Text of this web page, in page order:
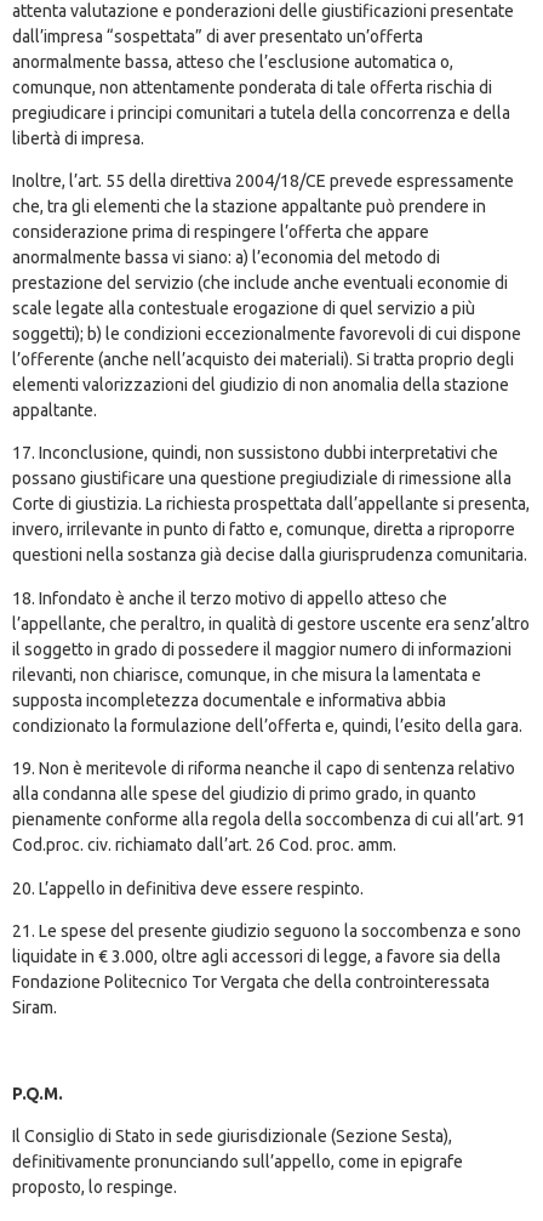
attenta valutazione e ponderazioni delle giustificazioni presentate
dall’impresa “sospettata” di aver presentato un’offerta
anormalmente bassa, atteso che l’esclusione automatica o,
comunque, non attentamente ponderata di tale offerta rischia di
pregiudicare i principi comunitari a tutela della concorrenza e della
libertà di impresa.
Inoltre, l’art. 55 della direttiva 2004/18/CE prevede espressamente
che, tra gli elementi che la stazione appaltante può prendere in
considerazione prima di respingere l’offerta che appare
anormalmente bassa vi siano: a) l’economia del metodo di
prestazione del servizio (che include anche eventuali economie di
scale legate alla contestuale erogazione di quel servizio a più
soggetti); b) le condizioni eccezionalmente favorevoli di cui dispone
l’offerente (anche nell’acquisto dei materiali). Si tratta proprio degli
elementi valorizzazioni del giudizio di non anomalia della stazione
appaltante.
17. Inconclusione, quindi, non sussistono dubbi interpretativi che
possano giustificare una questione pregiudiziale di rimessione alla
Corte di giustizia. La richiesta prospettata dall’appellante si presenta,
invero, irrilevante in punto di fatto e, comunque, diretta a riproporre
questioni nella sostanza già decise dalla giurisprudenza comunitaria.
18. Infondato è anche il terzo motivo di appello atteso che
l’appellante, che peraltro, in qualità di gestore uscente era senz’altro
il soggetto in grado di possedere il maggior numero di informazioni
rilevanti, non chiarisce, comunque, in che misura la lamentata e
supposta incompletezza documentale e informativa abbia
condizionato la formulazione dell’offerta e, quindi, l’esito della gara.
19. Non è meritevole di riforma neanche il capo di sentenza relativo
alla condanna alle spese del giudizio di primo grado, in quanto
pienamente conforme alla regola della soccombenza di cui all’art. 91
Cod.proc. civ. richiamato dall’art. 26 Cod. proc. amm.
20. L’appello in definitiva deve essere respinto.
21. Le spese del presente giudizio seguono la soccombenza e sono
liquidate in € 3.000, oltre agli accessori di legge, a favore sia della
Fondazione Politecnico Tor Vergata che della controinteressata
Siram.
P.Q.M.
Il Consiglio di Stato in sede giurisdizionale (Sezione Sesta),
definitivamente pronunciando sull’appello, come in epigrafe
proposto, lo respinge.